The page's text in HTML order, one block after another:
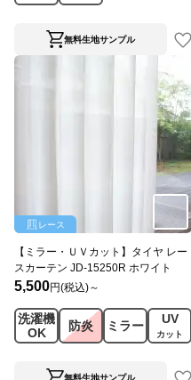
ス
無料生地サンプル
レース
【ミラー・ＵＶカット】タイヤ レー
スカーテン JD-15250R ホワイト
5,500円(税込)～
洗濯機
OK
防炎 ミラー UV
カット
無料生地サンプル